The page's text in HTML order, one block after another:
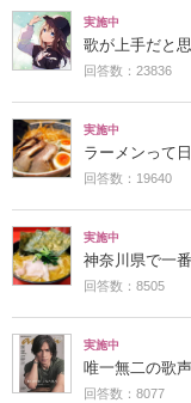
実施中
歌が上手だと
回答数：23836
実施中
ラーメンって
回答数：19640
実施中
神奈川県で一
回答数：8505
実施中
唯一無二の歌
回答数：8077